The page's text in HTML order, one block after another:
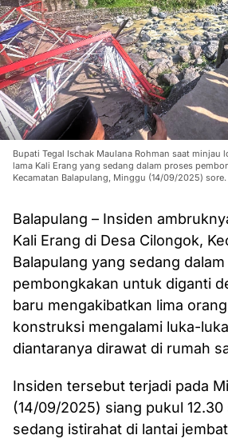
Bupati Tegal Ischak Maulana Rohman saat minjau
lama Kali Erang yang sedang dalam proses
Kecamatan Balapulang, Minggu (14/09/2025) sore.
Balapulang – Insiden
Kali Erang di Desa Cilongok,
Balapulang yang sedang
pembongkakan untuk diganti
baru mengakibatkan lima
konstruksi mengalami luka-
diantaranya dirawat di rumah
Insiden tersebut terjadi pada
(14/09/2025) siang pukul
sedang istirahat di lantai